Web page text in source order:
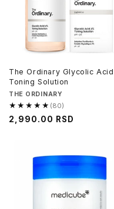
The Ordinary Glycolic
Toning Solution
Brend
THE ORDINARY
★★★★★ (80)
4.9
od
recenzija
Regularna
2,990.00 RSD